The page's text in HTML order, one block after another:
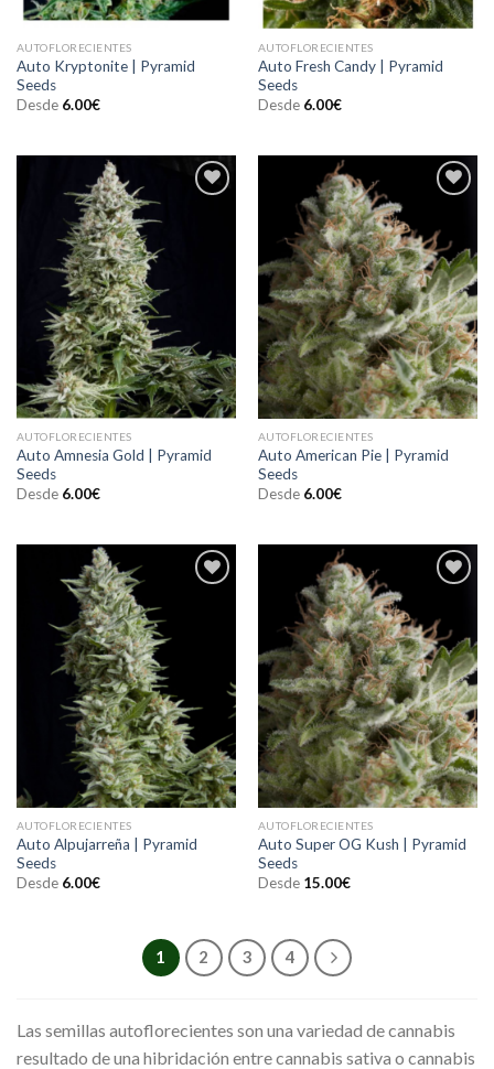
AUTOFLORECIENTES
Auto Kryptonite | Pyramid
Seeds
Desde 6.00€
AUTOFLORECIENTES
Auto Fresh Candy | Pyramid
Seeds
Desde 6.00€
AUTOFLORECIENTES
Auto Amnesia Gold | Pyramid
Seeds
Desde 6.00€
Añadir
a la
lista de
deseos
AUTOFLORECIENTES
Auto American Pie | Pyramid
Seeds
Desde 6.00€
AUTOFLORECIENTES
Auto Alpujarreña | Pyramid
Seeds
Desde 6.00€
Añadir
a la
lista de
deseos
AUTOFLORECIENTES
Auto Super OG Kush | Pyramid
Seeds
Desde 15.00€
1 2 3 4
Las semillas autoflorecientes son una variedad de cannabis
resultado de una hibridación entre cannabis sativa o cannabis